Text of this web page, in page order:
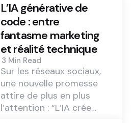
L’IA générative de
code : entre
fantasme marketing
et réalité technique
3 Min Read
Sur les réseaux sociaux,
une nouvelle promesse
attire de plus en plus
l’attention : “L’IA crée…